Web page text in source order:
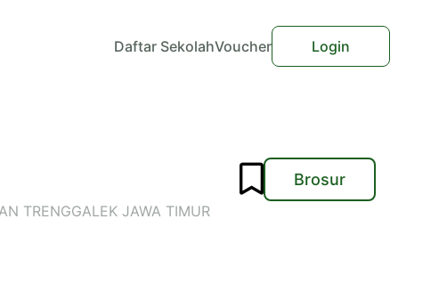
Daftar SekolahVoucher Login
TRENGGALEK JAWA TIMUR
Brosur